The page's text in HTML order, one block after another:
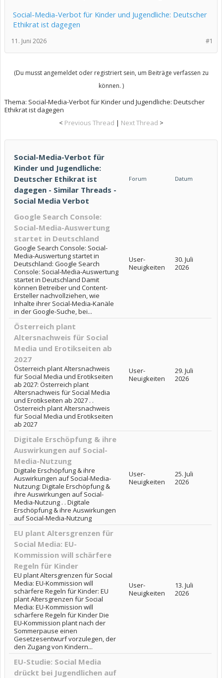
Social-Media-Verbot für Kinder und Jugendliche: Deutscher
Ethikrat ist dagegen
#1
11. Juni 2026
(Du musst angemeldet oder registriert sein, um Beiträge verfassen zu
können. )
Thema: Social-Media-Verbot für Kinder und Jugendliche: Deutscher
Ethikrat ist dagegen
< Previous Thread | Next Thread >
Social-Media-Verbot für
Kinder und Jugendliche:
Deutscher Ethikrat ist
dagegen - Similar Threads -
Social Media Verbot
Forum Datum
Google Search Console:
Social-Media-Auswertung
startet in Deutschland
Google Search Console: Social-
Media-Auswertung startet in
Deutschland: Google Search
Console: Social-Media-Auswertung
startet in Deutschland Damit
können Betreiber und Content-
Ersteller nachvollziehen, wie
Inhalte ihrer Social-Media-Kanäle
in der Google-Suche, bei...
User-
Neuigkeiten
30. Juli
2026
Österreich plant
Altersnachweis für Social
Media und Erotikseiten ab
2027
Österreich plant Altersnachweis
für Social Media und Erotikseiten
ab 2027: Österreich plant
Altersnachweis für Social Media
und Erotikseiten ab 2027 . .
Österreich plant Altersnachweis
für Social Media und Erotikseiten
ab 2027
User-
Neuigkeiten
29. Juli
2026
Digitale Erschöpfung & ihre
Auswirkungen auf Social-
Media-Nutzung
Digitale Erschöpfung & ihre
Auswirkungen auf Social-Media-
Nutzung: Digitale Erschöpfung &
ihre Auswirkungen auf Social-
Media-Nutzung . . Digitale
Erschöpfung & ihre Auswirkungen
auf Social-Media-Nutzung
User-
Neuigkeiten
25. Juli
2026
EU plant Altersgrenzen für
Social Media: EU-
Kommission will schärfere
Regeln für Kinder
EU plant Altersgrenzen für Social
Media: EU-Kommission will
schärfere Regeln für Kinder: EU
plant Altersgrenzen für Social
Media: EU-Kommission will
schärfere Regeln für Kinder Die
EU-Kommission plant nach der
Sommerpause einen
Gesetzesentwurf vorzulegen, der
den Zugang von Kindern...
User-
Neuigkeiten
13. Juli
2026
EU-Studie: Social Media
drückt bei Jugendlichen auf